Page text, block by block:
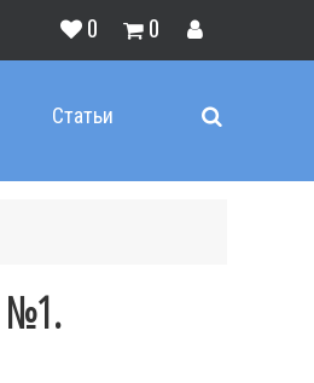
0 0
Статьи
№1.